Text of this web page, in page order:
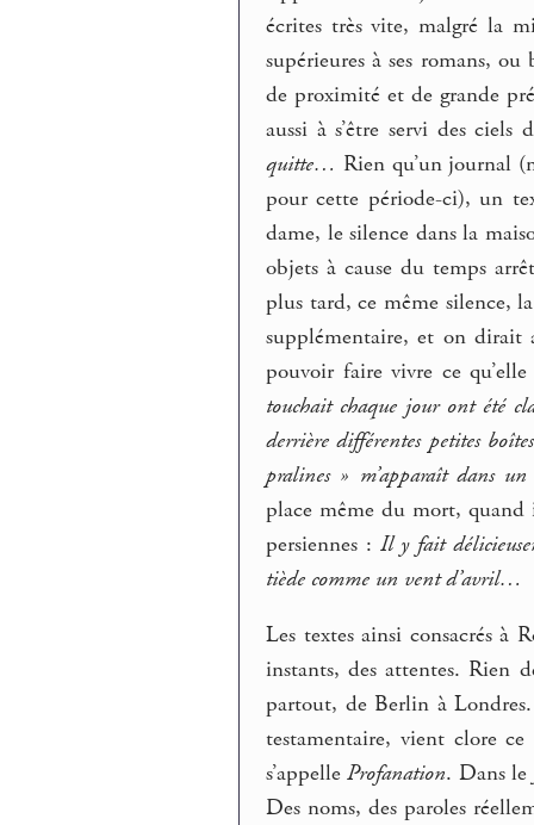
écrites très vite, malgré la
supérieures à ses romans,
de proximité et de grande
aussi à s’être servi des
quitte… Rien qu’un journal
pour cette période-ci), un
dame, le silence dans la
objets à cause du temps
plus tard, ce même silence,
supplémentaire, et on dirait
pouvoir faire vivre ce
touchait chaque jour ont été
derrière différentes petites
pralines » m’apparaît dans
place même du mort,
persiennes : Il y fait
tiède comme un vent d’avril…
Les textes ainsi consacrés à
instants, des attentes. Rien
partout, de Berlin à
testamentaire, vient clore
s’appelleProfanation. Dans le
Des noms, des paroles